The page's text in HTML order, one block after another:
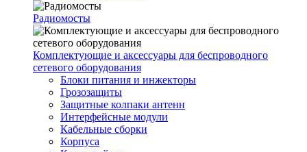
Радиомосты
Комплектующие и аксессуары для беспроводного
сетевого оборудования
Блоки питания и инжекторы
Грозозащиты
Защитные колпаки антенн
Интерфейсные модули
Кабельные сборки
Корпуса